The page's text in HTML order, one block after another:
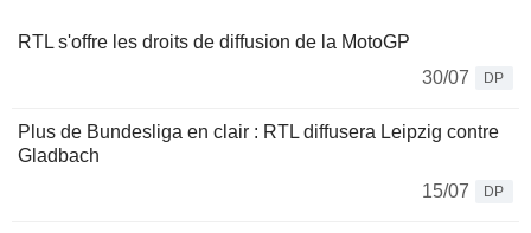
RTL s'offre les droits de diffusion de la MotoGP
30/07
DP
Plus de Bundesliga en clair : RTL diffusera Leipzig contre
Gladbach
15/07
DP